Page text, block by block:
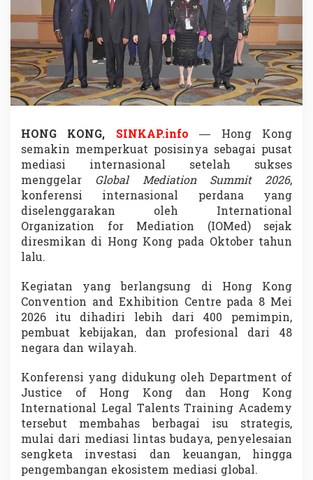
i
P
u
a
t
M
d
i
a
s
i
D
n
i
a
w
a
t
G
l
o
a
l
M
e
d
i
a
t
i
HONG KONG, SINKAP.info — Hong Kong
semakin memperkuat posisinya sebagai pusat
mediasi internasional setelah sukses
menggelar Global Mediation Summit 2026,
konferensi internasional perdana yang
diselenggarakan oleh International
Organization for Mediation (IOMed) sejak
diresmikan di Hong Kong pada Oktober tahun
lalu.
Kegiatan yang berlangsung di Hong Kong
Convention and Exhibition Centre pada 8 Mei
2026 itu dihadiri lebih dari 400 pemimpin,
pembuat kebijakan, dan profesional dari 48
negara dan wilayah.
Konferensi yang didukung oleh Department of
Justice of Hong Kongdan Hong Kong
International Legal Talents Training Academy
tersebut membahas berbagai isu strategis,
mulai dari mediasi lintas budaya, penyelesaian
sengketa investasi dan keuangan, hingga
pengembangan ekosistem mediasi global.